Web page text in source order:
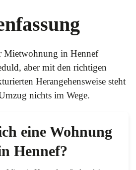
Mietwohnung in Hennef
aber mit den richtigen
Herangehensweise steht
nichts im Wege.
eine Wohnung
Hennef?